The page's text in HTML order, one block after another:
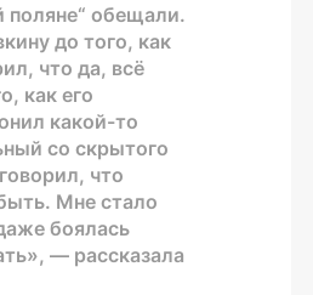
поляне“ обещали.
до того, как
что да, всё
как его
какой-то
со скрытого
что
Мне стало
боялась
— рассказала